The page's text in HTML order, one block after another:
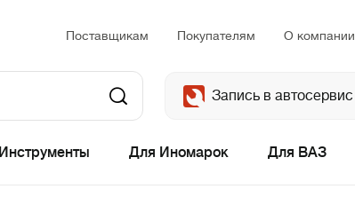
Поставщикам Покупателям О компании
Запись в автосервис
Инструменты Для Иномарок Для ВАЗ